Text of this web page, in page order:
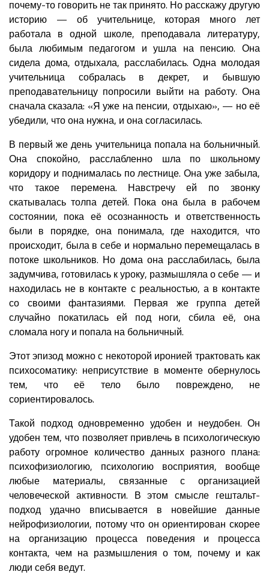
почему-то говорить не так принято. Но расскажу другую
историю — об учительнице, которая много лет
работала в одной школе, преподавала литературу,
была любимым педагогом и ушла на пенсию. Она
сидела дома, отдыхала, расслабилась. Одна молодая
учительница собралась в декрет, и бывшую
преподавательницу попросили выйти на работу. Она
сначала сказала: «Я уже на пенсии, отдыхаю», — но её
убедили, что она нужна, и она согласилась.
В первый же день учительница попала на больничный.
Она спокойно, расслабленно шла по школьному
коридору и поднималась по лестнице. Она уже забыла,
что такое перемена. Навстречу ей по звонку
скатывалась толпа детей. Пока она была в рабочем
состоянии, пока её осознанность и ответственность
были в порядке, она понимала, где находится, что
происходит, была в себе и нормально перемещалась в
потоке школьников. Но дома она расслабилась, была
задумчива, готовилась к уроку, размышляла о себе — и
находилась не в контакте с реальностью, а в контакте
со своими фантазиями. Первая же группа детей
случайно покатилась ей под ноги, сбила её, она
сломала ногу и попала на больничный.
Этот эпизод можно с некоторой иронией трактовать как
психосоматику: неприсутствие в моменте обернулось
тем, что её тело было повреждено, не
сориентировалось.
Такой подход одновременно удобен и неудобен. Он
удобен тем, что позволяет привлечь в психологическую
работу огромное количество данных разного плана:
психофизиологию, психологию восприятия, вообще
любые материалы, связанные с организацией
человеческой активности. В этом смысле гештальт-
подход удачно вписывается в новейшие данные
нейрофизиологии, потому что он ориентирован скорее
на организацию процесса поведения и процесса
контакта, чем на размышления о том, почему и как
люди себя ведут.